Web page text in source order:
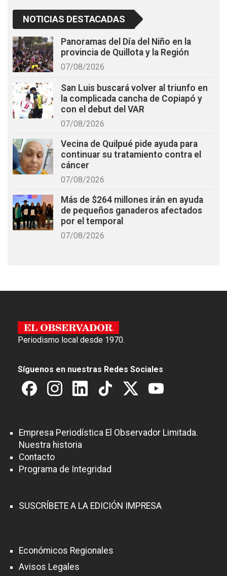
NOTICIAS DESTACADAS
Panoramas del Día del Niño en la
provincia de Quillota y la Región
07/08/2026
San Luis buscará volver al triunfo en
la complicada cancha de Copiapó y
con el debut del VAR
07/08/2026
Vecina de Quilpué pide ayuda para
continuar su tratamiento contra el
cáncer
07/08/2026
Más de $264 millones irán en ayuda
de pequeños ganaderos afectados
por el temporal
07/08/2026
Periodismo local desde 1970.
Síguenos en nuestras Redes Sociales
Empresa Periodística El Observador Limitada.
Nuestra historia
Contacto
Programa de Integridad
SUSCRÍBETE A LA EDICIÓN IMPRESA
Económicos Regionales
Avisos Legales